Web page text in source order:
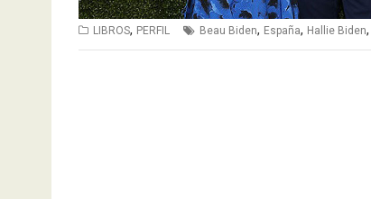
LIBROS, PERFIL Beau Biden, España, Hallie Biden,